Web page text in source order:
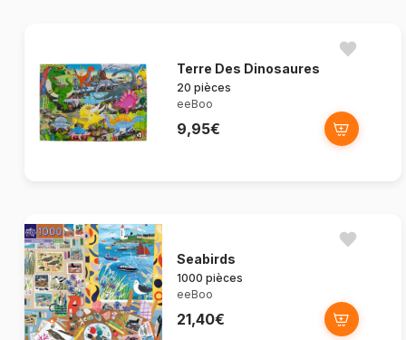
Terre Des Dinosaures
20 pièces
eeBoo
9,95€
Seabirds
1000 pièces
eeBoo
21,40€